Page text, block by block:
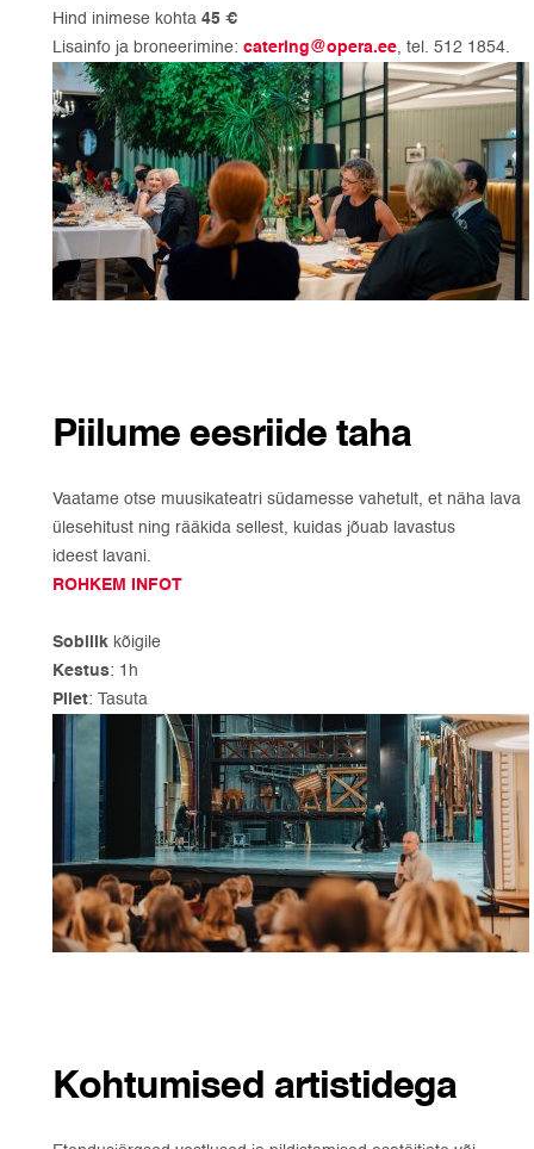
Hind inimese kohta 45 €
Lisainfo ja broneerimine: catering@opera.ee, tel. 512 1854.
Piilume eesriide taha
Vaatame otse muusikateatri südamesse vahetult, et näha lava
ülesehitust ning rääkida sellest, kuidas jõuab lavastus
ideest lavani.
ROHKEM INFOT
Sobilik kõigile
Kestus: 1h
Pilet: Tasuta
Kohtumised artistidega